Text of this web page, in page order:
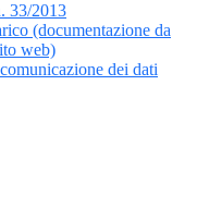
33/2013
(documentazione da
web)
dei dati